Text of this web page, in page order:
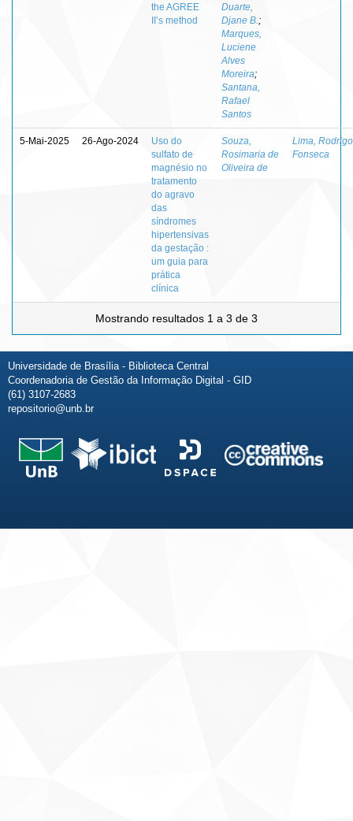
the AGREE
II’s method
Duarte,
Djane B. ;
Marques,
Luciene
Alves
Moreira;
Santana,
Rafael
Santos
5-Mai-2025 26-Ago-2024
Uso do
sulfato de
magnésio no
tratamento
do agravo
das
síndromes
hipertensivas
da gestação :
um guia para
prática
clínica
Souza,
Rosimaria de
Oliveira de
Lima, Rodrigo
Fonseca
Mostrando resultados 1 a 3 de 3
Universidade de Brasília - Biblioteca Central
Coordenadoria de Gestão da Informação Digital - GID
(61) 3107-2683
repositorio@unb.br